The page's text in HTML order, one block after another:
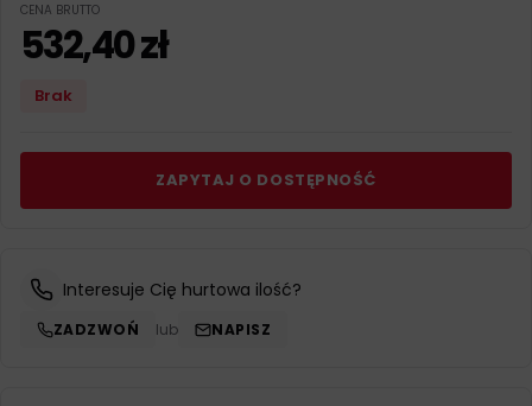
CENA BRUTTO
532,40zł
Brak
ZAPYTAJ O DOSTĘPNOŚĆ
Interesuje Cię hurtowa ilość?
ZADZWOŃ lub NAPISZ